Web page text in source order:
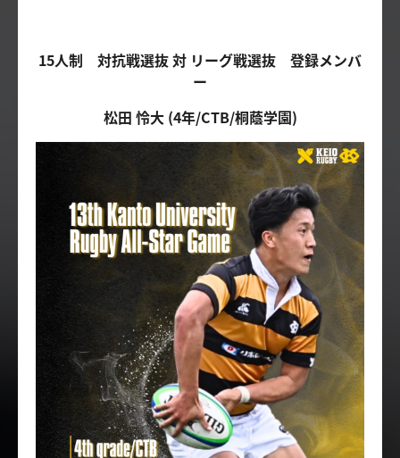
15人制 対抗戦選抜 対 リーグ戦選抜 登録メンバ
ー
松田 怜大 (4年/CTB/桐蔭学園)